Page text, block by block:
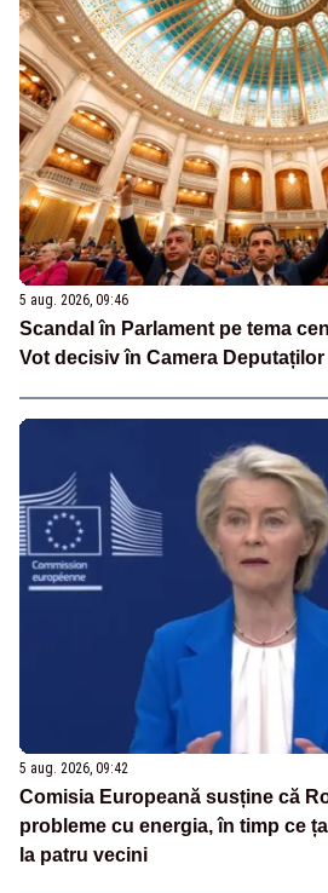
5 aug. 2026, 09:46
Scandal în Parlament pe tema
Vot decisiv în Camera Deputaților
5 aug. 2026, 09:42
Comisia Europeană susține că
probleme cu energia, în timp ce
la patru vecini